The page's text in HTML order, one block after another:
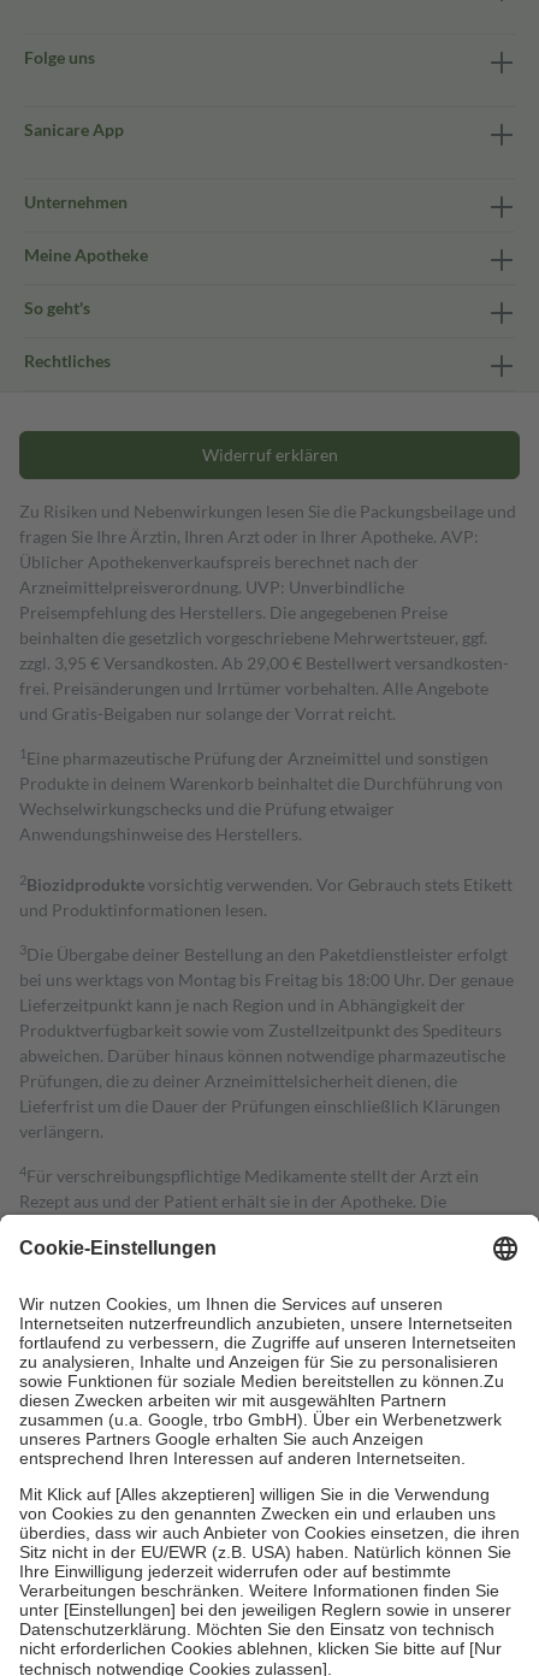
Folge uns
Sanicare App
Unternehmen
Meine Apotheke
So geht's
Rechtliches
Widerruf erklären
Zu Risiken und Nebenwirkungen lesen Sie die Packungsbeilage und
fragen Sie Ihre Ärztin, Ihren Arzt oder in Ihrer Apotheke. AVP:
Üblicher Apothekenverkaufspreis berechnet nach der
Arzneimittelpreisverordnung. UVP: Unverbindliche
Preisempfehlung des Herstellers. Die angegebenen Preise
beinhalten die gesetzlich vorgeschriebene Mehrwertsteuer, ggf.
zzgl. 3,95 € Versandkosten. Ab 29,00 € Bestell­wert versand­kosten­
frei. Preisänderungen und Irrtümer vorbehalten. Alle Angebote
und Gratis-Beigaben nur solange der Vorrat reicht.
1 Eine pharmazeutische Prüfung der Arzneimittel und sonstigen
Produkte in deinem Warenkorb beinhaltet die Durchführung von
Wechselwirkungschecks und die Prüfung etwaiger
Anwendungshinweise des Herstellers.
2Biozidproduktevorsichtig verwenden. Vor Gebrauch stets Etikett
und Produktinformationen lesen.
3Die Übergabe deiner Bestellung an den Paketdienstleister erfolgt
bei uns werktags von Montag bis Freitag bis 18:00 Uhr. Der genaue
Lieferzeitpunkt kann je nach Region und in Abhängigkeit der
Produktverfügbarkeit sowie vom Zustellzeitpunkt des Spediteurs
abweichen. Darüber hinaus können notwendige pharmazeutische
Prüfungen, die zu deiner Arzneimittelsicherheit dienen, die
Lieferfrist um die Dauer der Prüfungen einschließlich Klärungen
verlängern.
4Für verschreibungspflichtige Medikamente stellt der Arzt ein
Rezept aus und der Patient erhält sie in der Apotheke. Die
Kosten dafür, der Versicherte trägt einen Teil davon als Zuzahlung
Grundsätzlich leisten Mitglieder Zuzahlungen in Höhe von zehn
Prozent des Abgabepreises,mindestensjedochfünf Euround
höchstens zehn Euro.Es sind jedoch nie mehr als die tatsächlichen
Kosten der Leistung zu entrichten.
Diese Regeln gelten grundsätzlich auch für Online-Apotheken.
Bei Heilmitteln und häuslicher Krankenpflege beträgt die
Zuzahlung zehn Prozent der Kosten sowie zehn Euro je
Um das Engagement der Versicherten für ihre eigene Gesundheit zu
stärken und die besondere Stellung der Familie zu unterstützen,
fallenkeine Zuzahlungen an bei:
• Kindern und Jugendlichen bis zum vollendeten 18. Lebensjahr
mit Ausnahme der Fahrkosten
• Untersuchungen zur Vorsorge und Früherkennung, die von der
GKV getragen werden